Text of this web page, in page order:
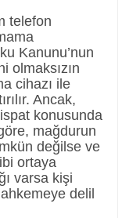
telefon
Kanunu’nun
olmaksızın
cihazı ile
Ancak,
konusunda
mağdurun
değilse ve
ortaya
varsa kişi
delil